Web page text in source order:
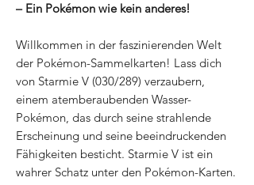
– Ein Pokémon wie kein anderes!
Willkommen in der faszinierenden Welt
der Pokémon-Sammelkarten! Lass dich
von Starmie V (030/289) verzaubern,
einem atemberaubenden Wasser-
Pokémon, das durch seine strahlende
Erscheinung und seine beeindruckenden
Fähigkeiten besticht. Starmie V ist ein
wahrer Schatz unter den Pokémon-Karten.